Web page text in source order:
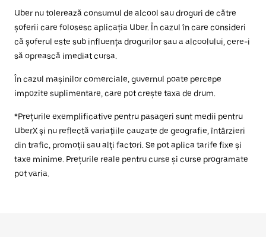
Uber nu tolerează consumul de alcool sau droguri de către
șoferii care folosesc aplicația Uber. În cazul în care consideri
că șoferul este sub influența drogurilor sau a alcoolului, cere-i
să oprească imediat cursa.
În cazul mașinilor comerciale, guvernul poate percepe
impozite suplimentare, care pot crește taxa de drum.
*Prețurile exemplificative pentru pasageri sunt medii pentru
UberX și nu reflectă variațiile cauzate de geografie, întârzieri
din trafic, promoții sau alți factori. Se pot aplica tarife fixe și
taxe minime. Prețurile reale pentru curse și curse programate
pot varia.